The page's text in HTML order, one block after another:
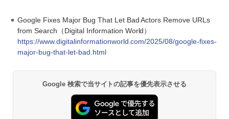
Google Fixes Major Bug That Let Bad Actors Remove URLs
from Search（Digital Information World）
https://www.digitalinformationworld.com/2025/08/google-fixes-
major-bug-that-let-bad.html
Google 検索で当サイトの記事を優先表示させる